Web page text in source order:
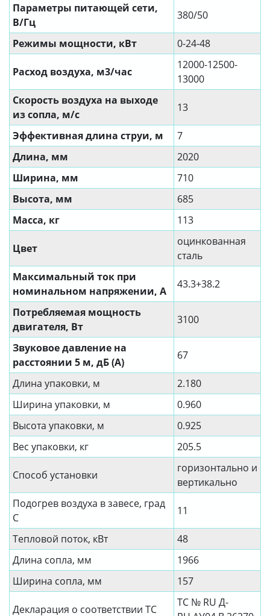
Параметры питающей сети,
В/Гц
380/50
Режимы мощности, кВт 0-24-48
Расход воздуха, м3/час
12000-12500-
13000
Скорость воздуха на выходе
из сопла, м/с
13
Эффективная длина струи, м
7
Длина, мм
2020
Ширина, мм
710
Высота, мм
685
Масса, кг
113
Цвет
оцинкованная
сталь
Максимальный ток при
номинальном напряжении, A
43.3+38.2
Потребляемая мощность
двигателя, Вт
3100
Звуковое давление на
расстоянии 5 м, дБ (A)
67
Длина упаковки, м
2.180
Ширина упаковки, м
0.960
Высота упаковки, м
0.925
Вес упаковки, кг
205.5
Способ установки
горизонтально и
вертикально
Подогрев воздуха в завесе, град
С
11
Тепловой поток, кВт
48
Длина сопла, мм
1966
Ширина сопла, мм
157
Декларация о соответствии ТС
ТС № RU Д-